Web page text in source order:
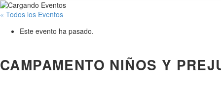
« Todos los Eventos
Este evento ha pasado.
CAMPAMENTO NIÑOS Y